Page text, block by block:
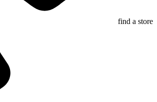
find a store